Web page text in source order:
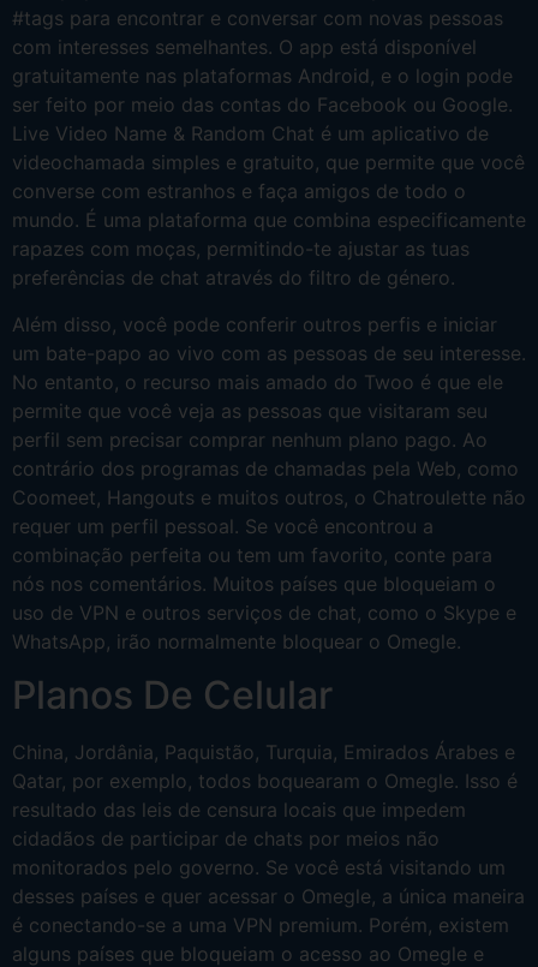
#tags para encontrar e conversar com novas pessoas
com interesses semelhantes. O app está disponível
gratuitamente nas plataformas Android, e o login pode
ser feito por meio das contas do Facebook ou Google.
Live Video Name & Random Chat é um aplicativo de
videochamada simples e gratuito, que permite que você
converse com estranhos e faça amigos de todo o
mundo. É uma plataforma que combina especificamente
rapazes com moças, permitindo-te ajustar as tuas
preferências de chat através do filtro de género.
Além disso, você pode conferir outros perfis e iniciar
um bate-papo ao vivo com as pessoas de seu interesse.
No entanto, o recurso mais amado do Twoo é que ele
permite que você veja as pessoas que visitaram seu
perfil sem precisar comprar nenhum plano pago. Ao
contrário dos programas de chamadas pela Web, como
Coomeet, Hangouts e muitos outros, o Chatroulette não
requer um perfil pessoal. Se você encontrou a
combinação perfeita ou tem um favorito, conte para
nós nos comentários. Muitos países que bloqueiam o
uso de VPN e outros serviços de chat, como o Skype e
WhatsApp, irão normalmente bloquear o Omegle.
Planos De Celular
China, Jordânia, Paquistão, Turquia, Emirados Árabes e
Qatar, por exemplo, todos boquearam o Omegle. Isso é
resultado das leis de censura locais que impedem
cidadãos de participar de chats por meios não
monitorados pelo governo. Se você está visitando um
desses países e quer acessar o Omegle, a única maneira
é conectando-se a uma VPN premium. Porém, existem
alguns países que bloqueiam o acesso ao Omegle e